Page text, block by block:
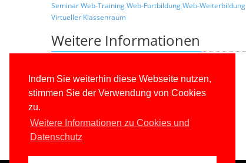
Indem Sie weiterhin diese Webseite nutzen,
stimmen Sie der Verwendung von Cookies
zu.
Weitere Informationen zu Cookies und
Datenschutz
SeminarWeb-TrainingWeb-FortbildungWeb-Weiterbildung
Virtueller Klassenraum
Weitere Informationen
Allgemeine Informationen über unsere Schulungen
Konditionen
Referenzkunden